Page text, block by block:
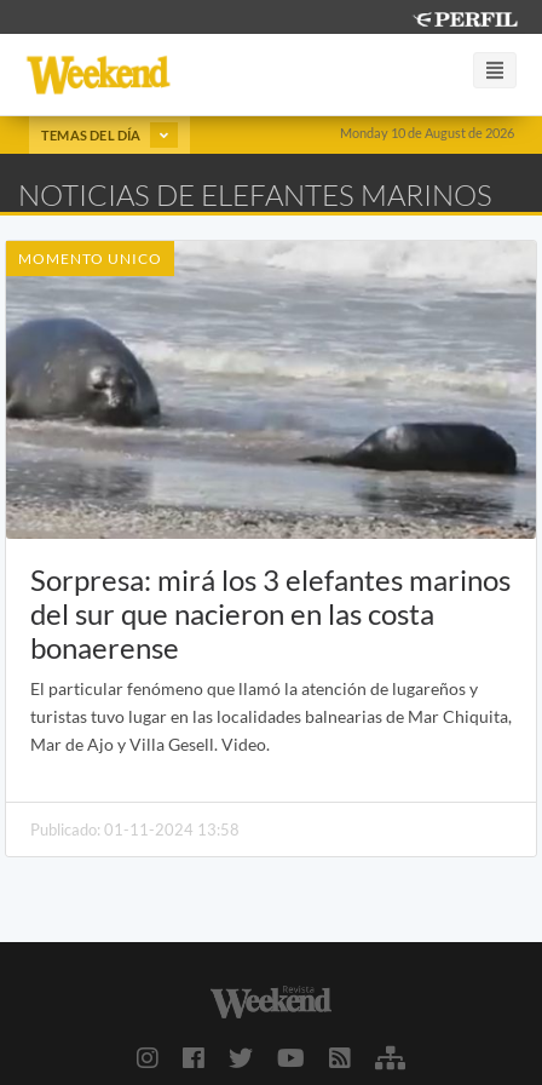
Monday 10 de August de 2026
TEMAS DEL DÍA
NOTICIAS DE ELEFANTES MARINOS
MOMENTO UNICO
Sorpresa: mirá los 3 elefantes marinos
del sur que nacieron en las costa
bonaerense
El particular fenómeno que llamó la atención de lugareños y
turistas tuvo lugar en las localidades balnearias de Mar Chiquita,
Mar de Ajo y Villa Gesell. Video.
Publicado: 01-11-2024 13:58